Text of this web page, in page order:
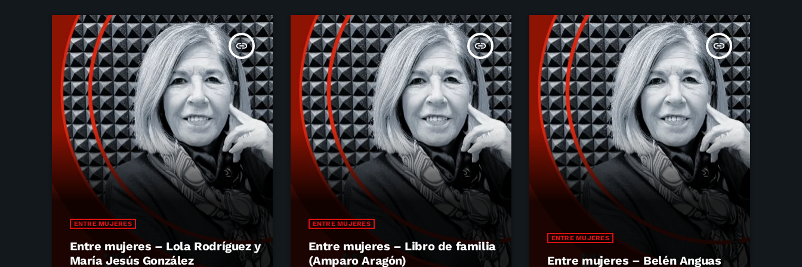
insert_link
ENTRE MUJERES
Entre mujeres – Lola Rodríguez y
María Jesús González
insert_link
ENTRE MUJERES
Entre mujeres – Libro de familia
(Amparo Aragón)
insert_link
ENTRE MUJERES
Entre mujeres – Belén Anguas